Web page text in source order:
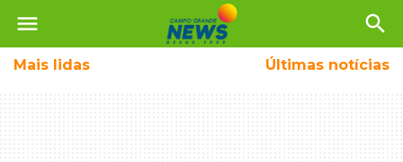
menu search
Mais lidas Últimas notícias